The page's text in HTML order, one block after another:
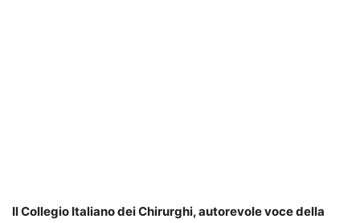
Il Collegio Italiano dei Chirurghi, autorevole voce della